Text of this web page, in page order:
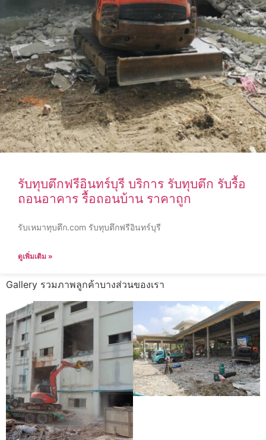
รับทุบตึกฟรีอินทร์บุรี บริการ รับทุบตึก รับรื้อ
ถอนอาคาร รื้อถอนบ้าน ราคาถูก
รับเหมาทุบตึก.com รับทุบตึกฟรีอินทร์บุรี
ดูเพิ่มเติม »
Gallery รวมภาพลูกค้าบางส่วนของเรา